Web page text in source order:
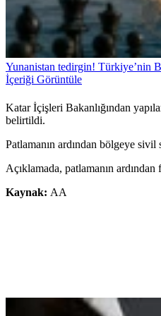
Yunanistan tedirgin! Türkiye’nin
İçeriği Görüntüle
Katar İçişleri Bakanlığından
belirtildi.
Patlamanın ardından bölgeye
Açıklamada, patlamanın ardından
Kaynak: AA